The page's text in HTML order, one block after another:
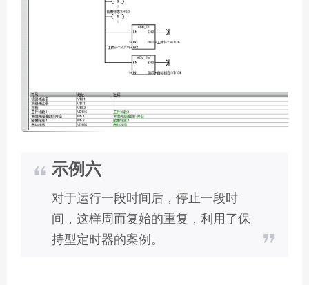
示例六
对于运行一段时间后，停止一段时
间，这样周而复始的重复，利用了保
持型定时器的案例。